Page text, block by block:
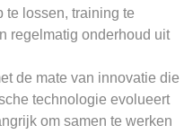
te lossen, training te
regelmatig onderhoud uit
de mate van innovatie die
technologie evolueert
om samen te werken